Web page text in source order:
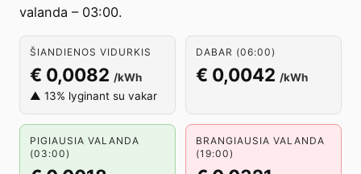
valanda – 03:00.
ŠIANDIENOS VIDURKIS
€ 0,0082 /kWh
▲ 13% lyginant su vakar
DABAR (06:00)
€ 0,0042 /kWh
PIGIAUSIA VALANDA
(03:00)
BRANGIAUSIA VALANDA
(19:00)